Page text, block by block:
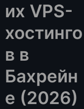
их VPS-
хостинго
в в
Бахрейн
е (2026)